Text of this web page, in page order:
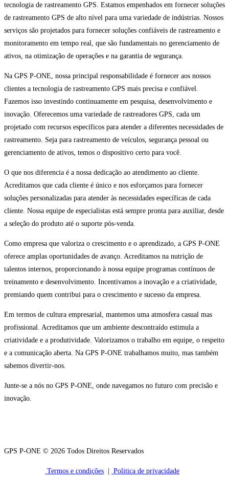
tecnologia de rastreamento GPS. Estamos empenhados em fornecer soluções
de rastreamento GPS de alto nível para uma variedade de indústrias. Nossos
serviços são projetados para fornecer soluções confiáveis de rastreamento e
monitoramento em tempo real, que são fundamentais no gerenciamento de
ativos, na otimização de operações e na garantia de segurança.
Na GPS P-ONE, nossa principal responsabilidade é fornecer aos nossos
clientes a tecnologia de rastreamento GPS mais precisa e confiável.
Fazemos isso investindo continuamente em pesquisa, desenvolvimento e
inovação. Oferecemos uma variedade de rastreadores GPS, cada um
projetado com recursos específicos para atender a diferentes necessidades de
rastreamento. Seja para rastreamento de veículos, segurança pessoal ou
gerenciamento de ativos, temos o dispositivo certo para você.
O que nos diferencia é a nossa dedicação ao atendimento ao cliente.
Acreditamos que cada cliente é único e nos esforçamos para fornecer
soluções personalizadas para atender às necessidades específicas de cada
cliente. Nossa equipe de especialistas está sempre pronta para auxiliar, desde
a seleção do produto até o suporte pós-venda.
Como empresa que valoriza o crescimento e o aprendizado, a GPS P-ONE
oferece amplas oportunidades de avanço. Acreditamos na nutrição de
talentos internos, proporcionando à nossa equipe programas contínuos de
treinamento e desenvolvimento. Incentivamos a inovação e a criatividade,
premiando quem contribui para o crescimento e sucesso da empresa.
Em termos de cultura empresarial, mantemos uma atmosfera casual mas
profissional. Acreditamos que um ambiente descontraído estimula a
criatividade e a produtividade. Valorizamos o trabalho em equipe, o respeito
e a comunicação aberta. Na GPS P-ONE trabalhamos muito, mas também
sabemos divertir-nos.
Junte-se a nós no GPS P-ONE, onde navegamos no futuro com precisão e
inovação.
GPS P-ONE © 2026 Todos Direitos Reservados
Termos e condições Politica de privacidade